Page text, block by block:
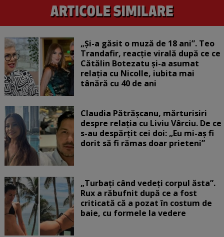
„Și-a găsit o muză de 18 ani”. Teo
Trandafir, reacție virală după ce ce
Cătălin Botezatu și-a asumat
relația cu Nicolle, iubita mai
tânără cu 40 de ani
Claudia Pătrășcanu, mărturisiri
despre relația cu Liviu Vârciu. De ce
s-au despărțit cei doi: „Eu mi-aș fi
dorit să fi rămas doar prieteni”
„Turbați când vedeți corpul ăsta”.
Rux a răbufnit după ce a fost
criticată că a pozat în costum de
baie, cu formele la vedere